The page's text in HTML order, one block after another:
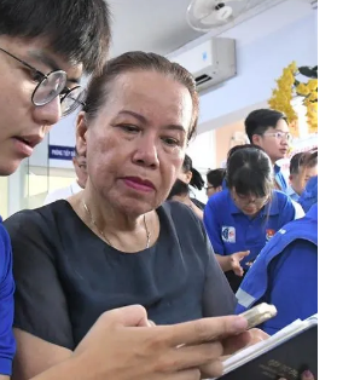
Liên hệ quảng cáo
0908 780 404
RSS Tòa soạn Chính sách bảo
Toàn
trực: Hải Thành
Dũng
Hưng
Trung
GP - BTTTT cấp ngày 24.3.2020
về Báo Thanh Niên. Cấm sao chép
có sự chấp thuận bằng văn bản.
JSC.